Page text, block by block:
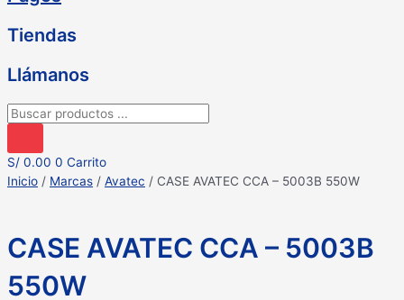
Tiendas
Llámanos
Búsqueda
productos
S/ 0.00 0 Carrito
Inicio / Marcas / Avatec / CASE AVATEC CCA – 5003B 550W
CASE AVATEC CCA – 5003B
550W